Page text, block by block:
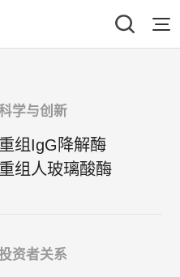
学与创新
重组IgG降解酶
重组人玻璃酸酶
资者关系